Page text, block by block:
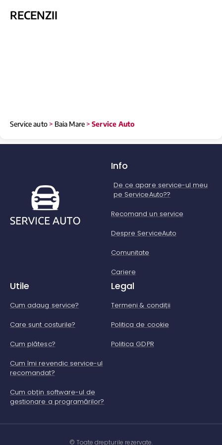
RECENZII
Service auto> Baia Mare >Service Auto
Info
De ce apare service-ul meu
pe ServiceAuto??
Recomand un service
Despre ServiceAuto
Comunitate
Cariere
Utile
Cum adaug service?
Care sunt costurile?
Cum plătesc?
Cum îmi revendic service-ul
recomandat?
Cum obțin software-ul de
gestionare a programărilor?
Legal
Termeni & condiții
Politica de cookie
Politica GDPR
© Toate drepturile rezervate.